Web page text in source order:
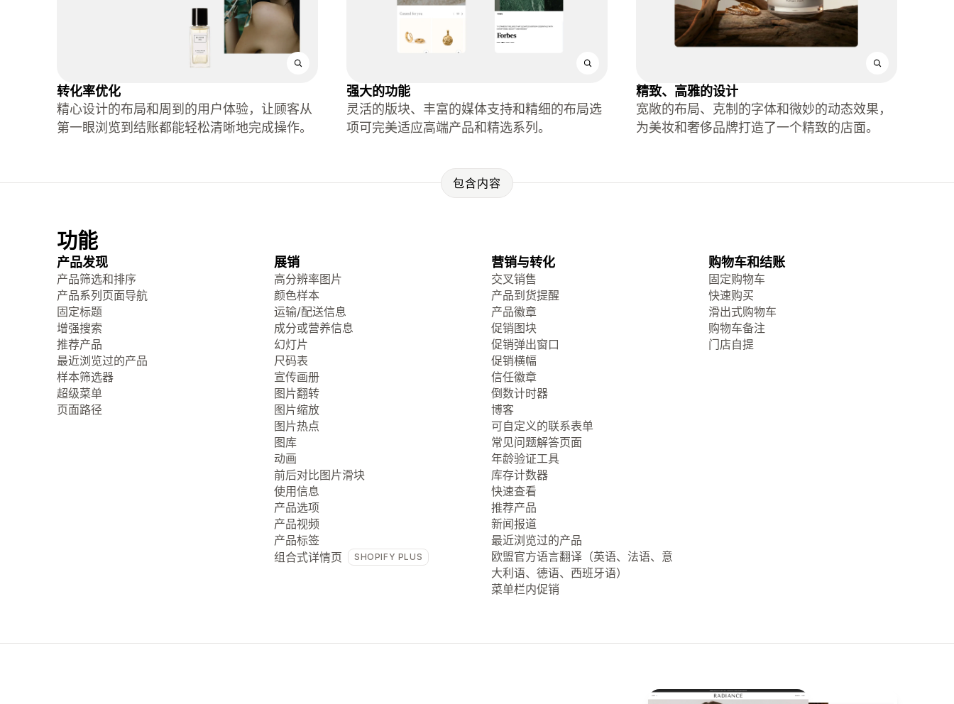
转化率优化
精心设计的布局和周到的用户体验，让顾客从
第一眼浏览到结账都能轻松清晰地完成操作。
强大的功能
灵活的版块、丰富的媒体支持和精细的布局选
项可完美适应高端产品和精选系列。
精致、高雅的设计
宽敞的布局、克制的字体和微妙的动态效果，
为美妆和奢侈品牌打造了一个精致的店面。
包含内容
功能
产品发现
产品筛选和排序
产品系列页面导航
固定标题
增强搜索
推荐产品
最近浏览过的产品
样本筛选器
超级菜单
页面路径
展销
高分辨率图片
颜色样本
运输/配送信息
成分或营养信息
幻灯片
尺码表
宣传画册
图片翻转
图片缩放
图片热点
图库
动画
前后对比图片滑块
使用信息
产品选项
产品视频
产品标签
组合式详情页
SHOPIFY PLUS
营销与转化
交叉销售
产品到货提醒
产品徽章
促销图块
促销弹出窗口
促销横幅
信任徽章
倒数计时器
博客
可自定义的联系表单
常见问题解答页面
年龄验证工具
库存计数器
快速查看
推荐产品
新闻报道
最近浏览过的产品
欧盟官方语言翻译（英语、法语、意
大利语、德语、西班牙语）
菜单栏内促销
购物车和结账
固定购物车
快速购买
滑出式购物车
购物车备注
门店自提